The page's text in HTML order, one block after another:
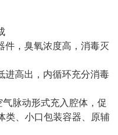
件，臭氧浓度高，消毒灭
进高出，内循环充分消毒
脉动形式充入腔体，促
类、小口包装容器、原辅